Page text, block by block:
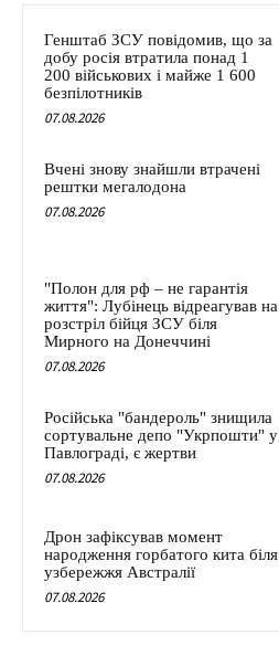
Генштаб ЗСУ повідомив, що за
добу росія втратила понад 1
200 військових і майже 1 600
безпілотників
07.08.2026
Вчені знову знайшли втрачені
рештки мегалодона
07.08.2026
"Полон для рф – не гарантія
життя": Лубінець відреагував на
розстріл бійця ЗСУ біля
Мирного на Донеччині
07.08.2026
Російська "бандероль" знищила
сортувальне депо "Укрпошти" у
Павлограді, є жертви
07.08.2026
Дрон зафіксував момент
народження горбатого кита біля
узбережжя Австралії
07.08.2026